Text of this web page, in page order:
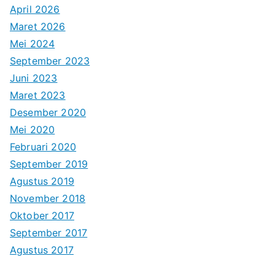
April 2026
Maret 2026
Mei 2024
September 2023
Juni 2023
Maret 2023
Desember 2020
Mei 2020
Februari 2020
September 2019
Agustus 2019
November 2018
Oktober 2017
September 2017
Agustus 2017